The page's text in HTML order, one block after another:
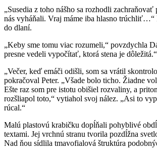
„Susedia z toho nášho sa rozhodli zachraňovať
nás vyháňali. Vraj máme iba hlasno trúchliť…“
do dlaní.
„Keby sme tomu viac rozumeli,“ povzdychla
presne vedeli vypočítať, ktorá stena je dôležitá.“
„Večer, keď emáči odišli, som sa vrátil
pokračoval Peter. „Všade bolo ticho. Žiadne
Ešte raz som pre istotu obišiel rozvaliny, a
rozšliapol toto,“ vytiahol svoj nález. „Asi to
rúcal.“
Malú plastovú krabičku dopĺňali pohyblivé
textami. Jej vrchnú stranu tvorila pozdĺžna
Nad ňou sídlila tmavofialová štruktúra